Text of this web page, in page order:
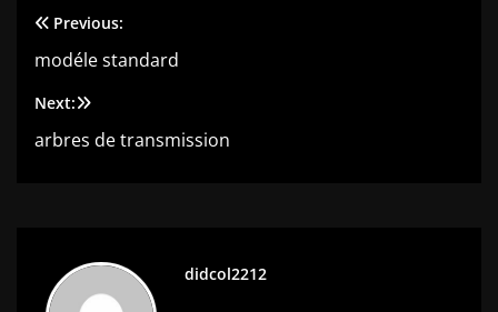
Navigation
de
l’article
Previous:
modéle standard
Next:
arbres de transmission
didcol2212